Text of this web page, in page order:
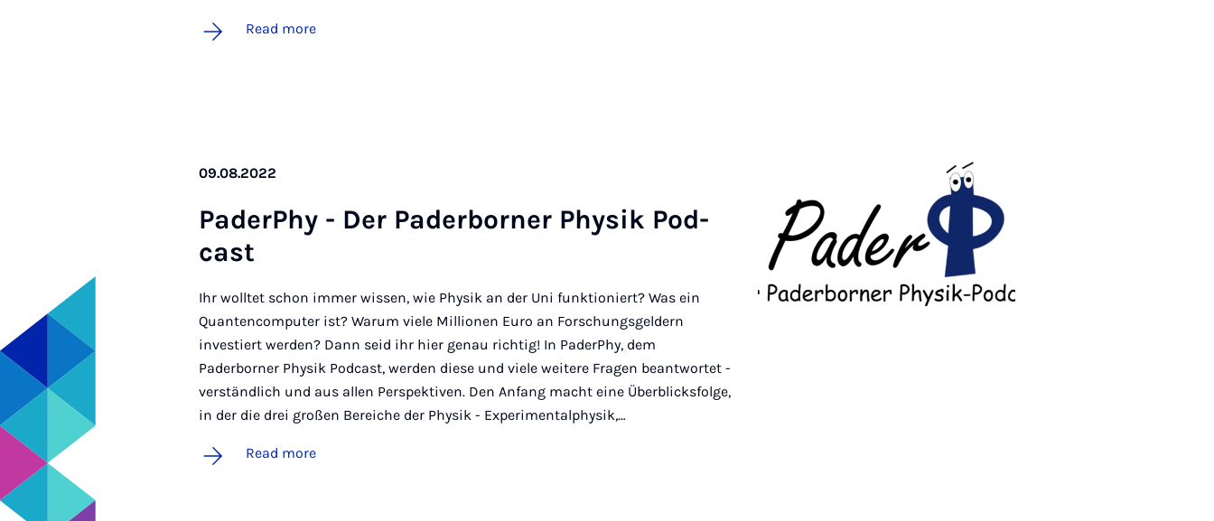
Read more
09.08.2022
PaderPhy - Der Pader­borner Physik Pod­
cast
Ihr wolltet schon immer wissen, wie Physik an der Uni funktioniert? Was ein
Quantencomputer ist? Warum viele Millionen Euro an Forschungsgeldern
investiert werden? Dann seid ihr hier genau richtig! In PaderPhy, dem
Paderborner Physik Podcast, werden diese und viele weitere Fragen beantwortet -
verständlich und aus allen Perspektiven. Den Anfang macht eine Überblicksfolge,
in der die drei großen Bereiche der Physik - Experimentalphysik,…
Read more